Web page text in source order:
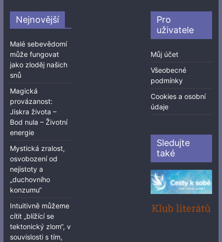
Nejnovější
Malé sebevědomí
může fungovat
jako zloděj našich
snů
Magická
provázanost:
Jiskra života –
Bod nula – Životní
energie
Mystická zralost,
osvobození od
nejistoty a
„duchovního
konzumu“
Intuitivně můžeme
cítit „blížící se
tektonický zlom“, v
souvislosti s tím,
Pro
uživatele
Můj účet
Všeobecné
podmínky
Cookies a osobní
údaje
Sledujte
také